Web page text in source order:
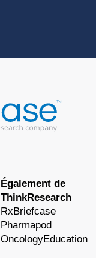
Également de
ThinkResearch
RxBriefcase
Pharmapod
OncologyEducation